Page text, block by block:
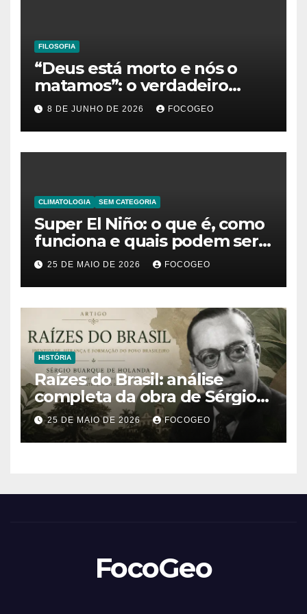
FILOSOFIA
“Deus está morto e nós o
matamos”: o verdadeiro
significado da frase de
Friedrich Nietzsche
8 DE JUNHO DE 2026 FOCOGEO
CLIMATOLOGIA SEM CATEGORIA
Super El Niño: o que é, como
funciona e quais podem ser
os impactos desse fenômeno
climático extremo no Brasil e
no mundo
25 DE MAIO DE 2026 FOCOGEO
HISTÓRIA
Raízes do Brasil: análise
completa da obra de Sérgio
Buarque de Holanda e sua
importância para entender a
formação do Brasil
25 DE MAIO DE 2026 FOCOGEO
FocoGeo